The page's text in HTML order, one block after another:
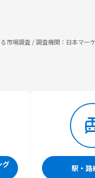
市場調査 / 調査機関：日本マー
グ
駅・路